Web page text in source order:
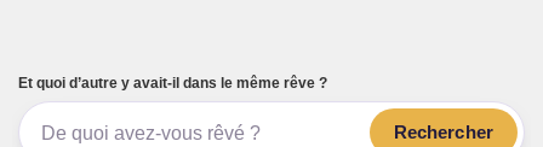
Et quoi d’autre y avait-il dans le même rêve ?
Rechercher